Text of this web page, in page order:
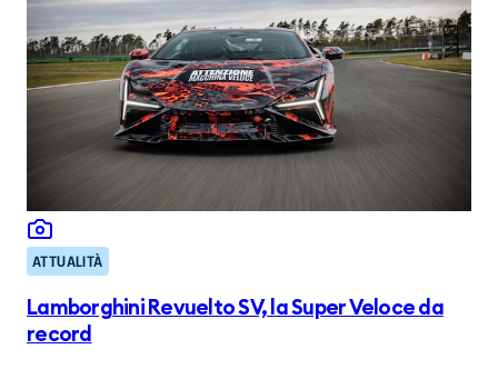
ATTUALITÀ
Lamborghini Revuelto SV, la Super Veloce da
record